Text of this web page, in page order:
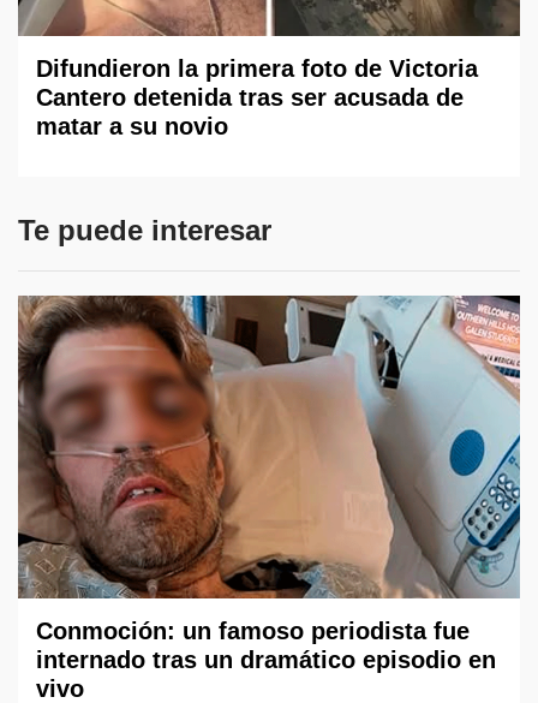
Difundieron la primera foto de Victoria
Cantero detenida tras ser acusada de
matar a su novio
Te puede interesar
Conmoción: un famoso periodista fue
internado tras un dramático episodio en
vivo